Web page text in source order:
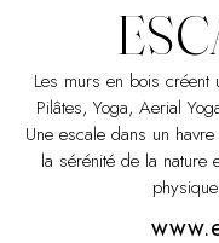
Les murs en bois créent
Pilâtes, Yoga, Aerial
Une escale dans un
la sérénité de la nature